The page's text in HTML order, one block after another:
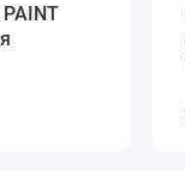
PAINT